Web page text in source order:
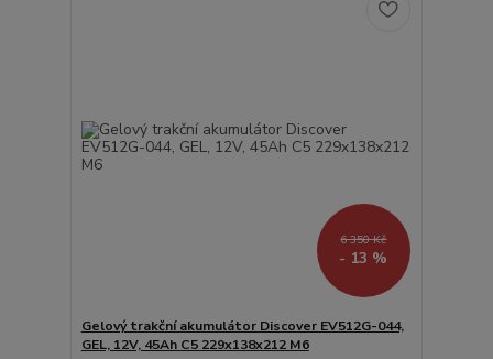
6 350 Kč
- 13 %
Gelový trakční akumulátor Discover EV512G-044,
GEL, 12V, 45Ah C5 229x138x212 M6